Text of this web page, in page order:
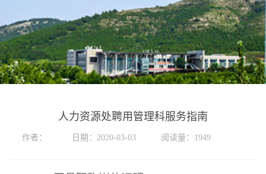
人力资源处聘用管理科服务指南
作者： 日期：2020-03-03 阅读量： 1949